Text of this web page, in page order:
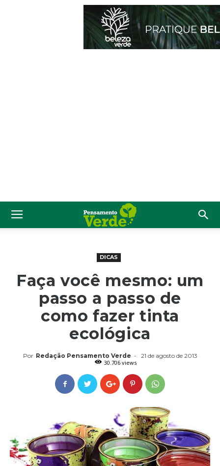
DICAS
Faça você mesmo: um
passo a passo de
como fazer tinta
ecológica
Por Redação Pensamento Verde -
21 de agosto de 2013
30.706 views